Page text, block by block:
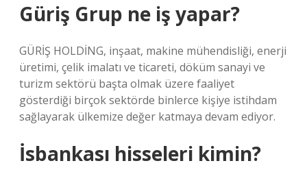
Güriş Grup ne iş yapar?
GÜRİŞ HOLDİNG, inşaat, makine mühendisliği, enerji
üretimi, çelik imalatı ve ticareti, döküm sanayi ve
turizm sektörü başta olmak üzere faaliyet
gösterdiği birçok sektörde binlerce kişiye istihdam
sağlayarak ülkemize değer katmaya devam ediyor.
İsbankası hisseleri kimin?